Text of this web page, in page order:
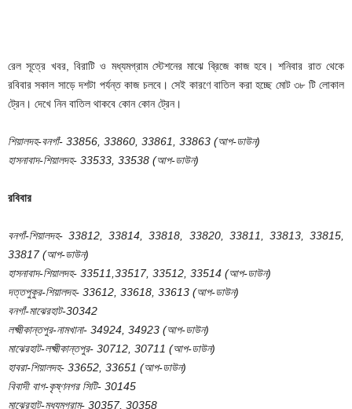
রেল সূত্রে খবর, বিরাটি ও মধ্যমগ্রাম স্টেশনের মাঝে ব্রিজে কাজ হবে। শনিবার রাত থেকে
রবিবার সকাল সাড়ে দশটা পর্যন্ত কাজ চলবে। সেই কারণে বাতিল করা হচ্ছে মোট ৩৮ টি লোকাল
ট্রেন। দেখে নিন বাতিল থাকবে কোন কোন ট্রেন।
শিয়ালদহ-বনগাঁ- 33856, 33860, 33861, 33863 (আপ-ডাউন)
হাসনাবাদ-শিয়ালদহ- 33533, 33538 (আপ-ডাউন)
রবিবার
বনগাঁ-শিয়ালদহ- 33812, 33814, 33818, 33820, 33811, 33813, 33815,
33817 (আপ-ডাউন)
হাসনাবাদ-শিয়ালদহ- 33511,33517, 33512, 33514 (আপ-ডাউন)
দত্তপুকুর-শিয়ালদহ- 33612, 33618, 33613 (আপ-ডাউন)
বনগাঁ-মাঝেরহাট-30342
লক্ষ্মীকান্তপুর-নামখানা- 34924, 34923 (আপ-ডাউন)
মাঝেরহাট-লক্ষ্মীকান্তপুর- 30712, 30711 (আপ-ডাউন)
হাবরা-শিয়ালদহ- 33652, 33651 (আপ-ডাউন)
বিবাদী বাগ-কৃষ্ণনগর সিটি- 30145
মাঝেরহাট-মধ্যমগ্রাম- 30357, 30358